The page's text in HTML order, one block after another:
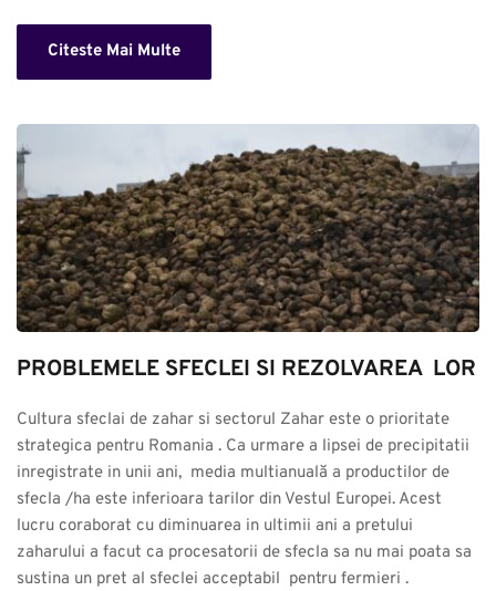
Citeste Mai Multe
PROBLEMELE SFECLEI SI REZOLVAREA  LOR
Cultura sfeclai de zahar si sectorul Zahar este o prioritate
strategica pentru Romania . Ca urmare a lipsei de precipitatii
inregistrate in unii ani,  media multianuală a productilor de
sfecla /ha este inferioara tarilor din Vestul Europei. Acest
lucru coraborat cu diminuarea in ultimii ani a pretului
zaharului a facut ca procesatorii de sfecla sa nu mai poata sa
sustina un pret al sfeclei acceptabil  pentru fermieri .